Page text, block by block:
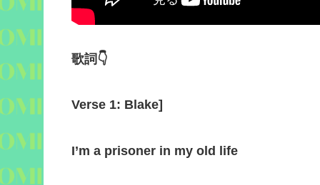
歌詞 👇
Verse 1: Blake]
I’m a prisoner in my old life